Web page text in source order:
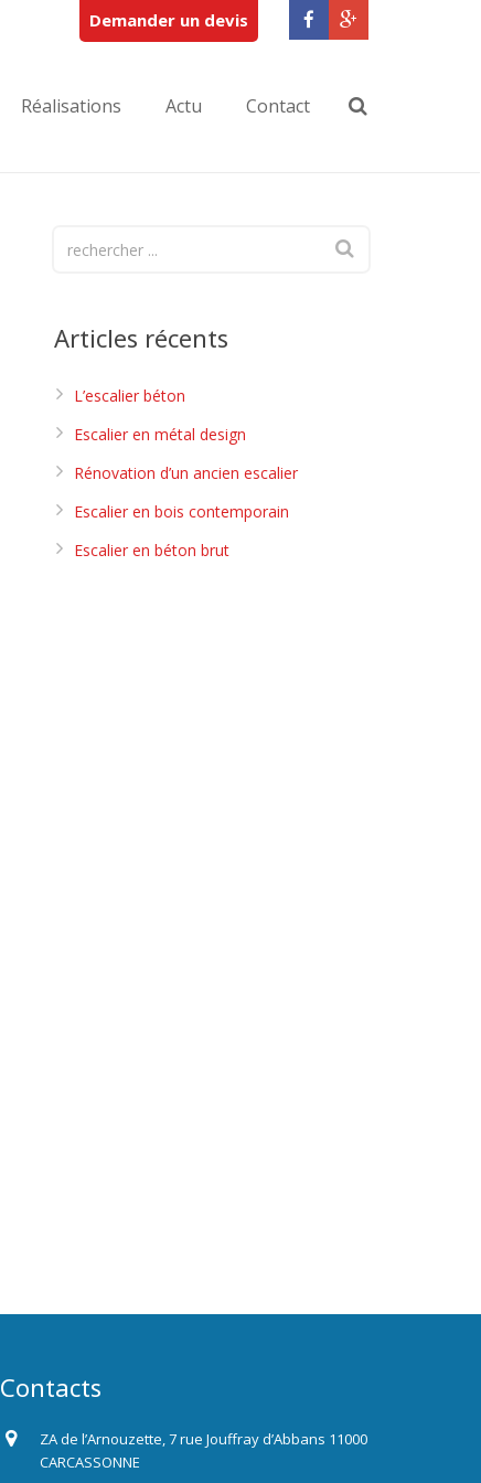
Demander un devis
Réalisations Actu Contact
Articles récents
L’escalier béton
Escalier en métal design
Rénovation d’un ancien escalier
Escalier en bois contemporain
Escalier en béton brut
Contacts
ZA de l’Arnouzette, 7 rue Jouffray d’Abbans 11000
CARCASSONNE